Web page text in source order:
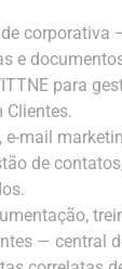
corporativa
e
para
Clientes.
e-mail
de
— central